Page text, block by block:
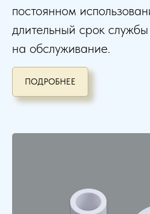
постоянном
длительный срок
на обслуживание.
ПОДРОБНЕЕ